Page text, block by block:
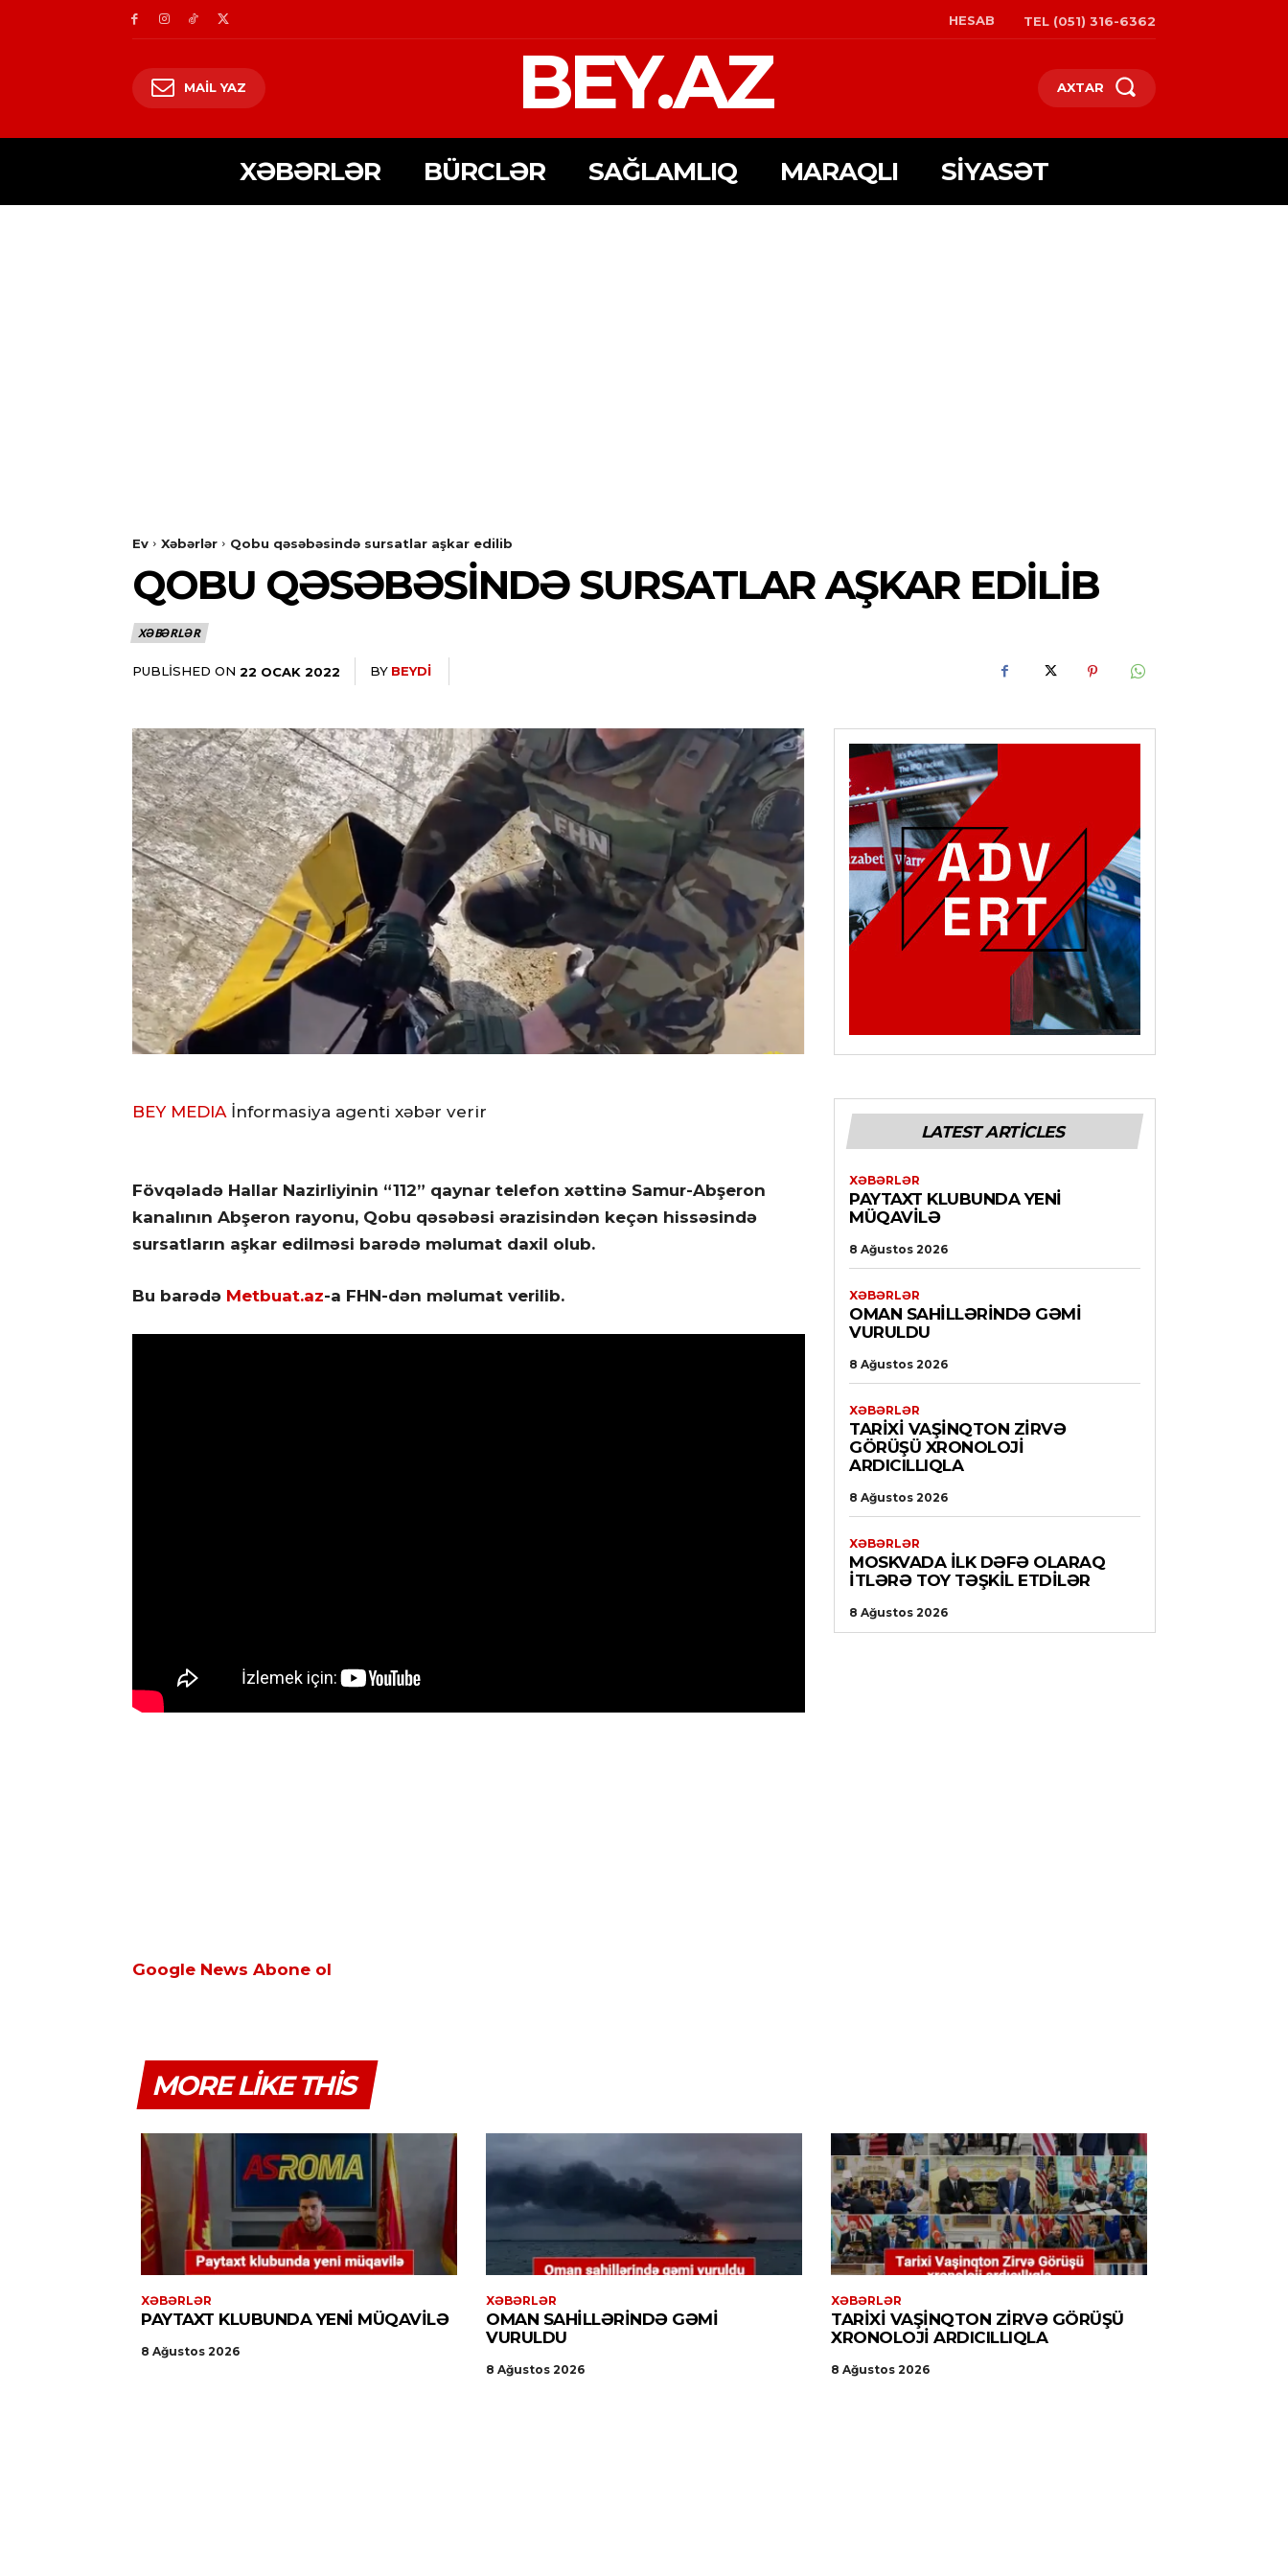
HESAB TEL (051) 316-6362
MAIL YAZ BEY.AZ AXTAR
XƏBƏRLƏR BÜRCLƏR SAĞLAMLIQ MARAQLI SIYASƏT
Ev Xəbərlər Qobu qəsəbəsində sursatlar aşkar edilib
QOBU QƏSƏBƏSINDƏ SURSATLAR AŞKAR EDILIB
XƏBƏRLƏR
PUBLISHED ON 22 OCAK 2022 BY BEYDI
BEY MEDIA İnformasiya agenti xəbər verir
Fövqəladə Hallar Nazirliyinin “112” qaynar telefon xəttinə Samur-Abşeron
kanalının Abşeron rayonu, Qobu qəsəbəsi ərazisindən keçən hissəsində
sursatların aşkar edilməsi barədə məlumat daxil olub.
Bu barədə Metbuat.az-a FHN-dən məlumat verilib.
Google News Abone ol
LATEST ARTICLES
XƏBƏRLƏR
PAYTAXT KLUBUNDA YENI
MÜQAVILƏ
8 Ağustos 2026
XƏBƏRLƏR
OMAN SAHILLƏRINDƏ GƏMI
VURULDU
8 Ağustos 2026
XƏBƏRLƏR
TARIXI VAŞINQTON ZIRVƏ
GÖRÜŞÜ XRONOLOJI
ARDICILLIQLA
8 Ağustos 2026
XƏBƏRLƏR
MOSKVADA ILK DƏFƏ OLARAQ
ITLƏRƏ TOY TƏŞKIL ETDILƏR
8 Ağustos 2026
MORE LIKE THIS
XƏBƏRLƏR
PAYTAXT KLUBUNDA YENI MÜQAVILƏ
8 Ağustos 2026
XƏBƏRLƏR
OMAN SAHILLƏRINDƏ GƏMI
VURULDU
8 Ağustos 2026
XƏBƏRLƏR
TARIXI VAŞINQTON ZIRVƏ GÖRÜŞÜ
XRONOLOJI ARDICILLIQLA
8 Ağustos 2026